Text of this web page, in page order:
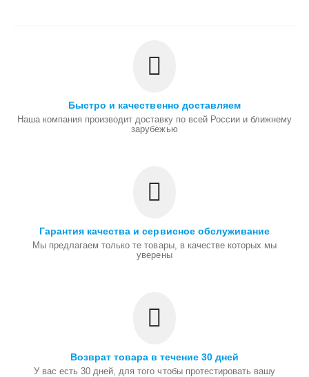
Быстро и качественно доставляем
Наша компания производит доставку по всей России и ближнему
зарубежью
Гарантия качества и сервисное обслуживание
Мы предлагаем только те товары, в качестве которых мы
уверены
Возврат товара в течение 30 дней
У вас есть 30 дней, для того чтобы протестировать вашу